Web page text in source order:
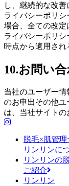
し、継続的な改
ライバシーポリ
場合、全ての改
ライバシーポリ
時点から適用され
10.お問い
当社のユーザー
のお申出その他
は、当社サイトの
脱毛×肌管
リンリンに
リンリンの
ご紹介
リンリン